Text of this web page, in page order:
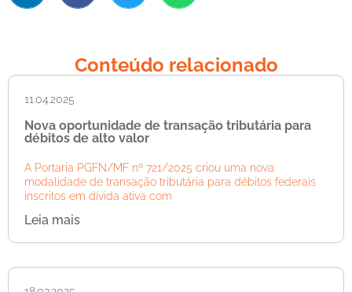
Conteúdo relacionado
11.04.2025
Nova oportunidade de transação tributária para
débitos de alto valor
A Portaria PGFN/MF nº 721/2025 criou uma nova
modalidade de transação tributária para débitos federais
inscritos em dívida ativa com
Leia mais